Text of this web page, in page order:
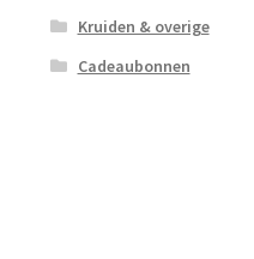
Kruiden & overige
Cadeaubonnen